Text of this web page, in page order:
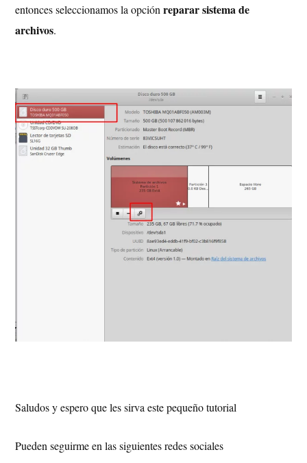
entonces seleccionamos la opciónreparar sistema de
archivos.
Saludos y espero que les sirva este pequeño tutorial
Pueden seguirme en las siguientes redes sociales